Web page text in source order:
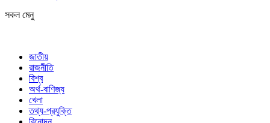
সকল মেনু
জাতীয়
রাজনীতি
বিশ্ব
অর্থ-বাণিজ্য
খেলা
তথ্য-প্রযুক্তি